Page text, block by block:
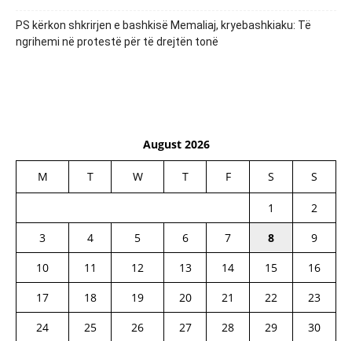
PS kërkon shkrirjen e bashkisë Memaliaj, kryebashkiaku: Të
ngrihemi në protestë për të drejtën tonë
August 2026
M T W T F S S
1
2
3
4 5 6 7 8
9
10
11 12 13 14 15
16
17
18 19 20 21 22
23
24
25 26 27 28 29
30